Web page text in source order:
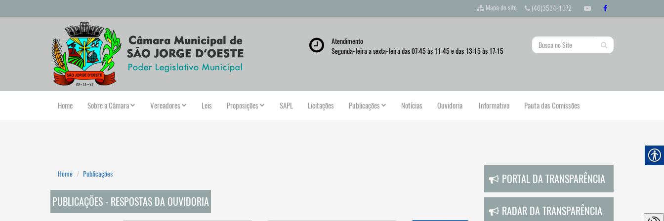
Mapa do site (46)3534-1072
Atendimento
Segunda-feira a sexta-feira das 07:45 às 11:45 e das 13:15 às 17:15
Home Sobre a Câmara Vereadores Leis Proposições SAPL Licitações Publicações Notícias Ouvidoria Informativo Pauta das Comissões
Home Publicações
PUBLICAÇÕES - RESPOSTAS DA OUVIDORIA
PORTAL DA TRANSPARÊNCIA
RADAR DA TRANSPARÊNCIA